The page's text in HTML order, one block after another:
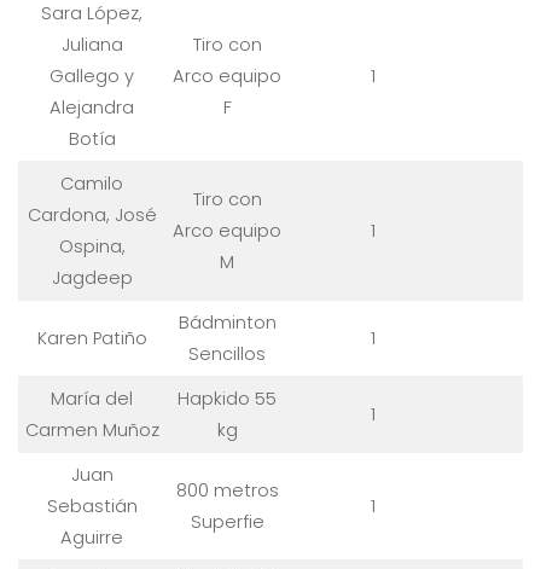
Sara López,
Juliana
Gallego y
Alejandra
Botía
Tiro con
Arco equipo
F
1
Camilo
Cardona, José
Ospina,
Jagdeep
Tiro con
Arco equipo
M
1
Karen Patiño
Bádminton
Sencillos
1
María del
Carmen Muñoz
Hapkido 55
kg
1
Juan
Sebastián
Aguirre
800 metros
Superfie
1